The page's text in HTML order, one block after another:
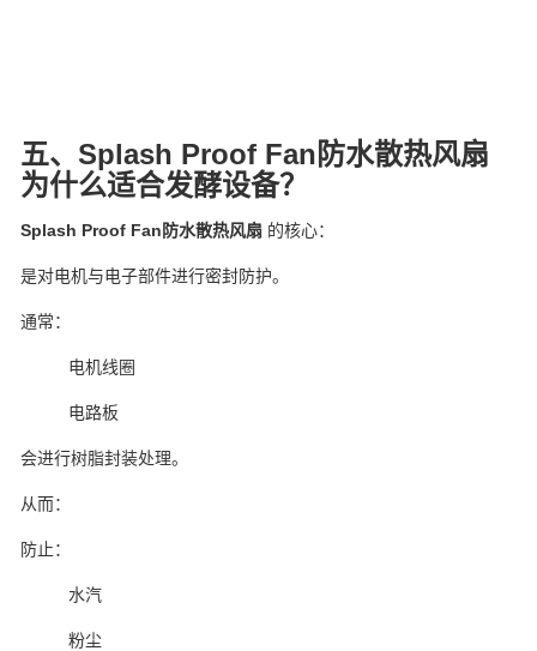
五、Splash Proof Fan防水散热风扇
为什么适合发酵设备？
Splash Proof Fan防水散热风扇 的核心：
是对电机与电子部件进行密封防护。
通常：
电机线圈
电路板
会进行树脂封装处理。
从而：
防止：
水汽
粉尘